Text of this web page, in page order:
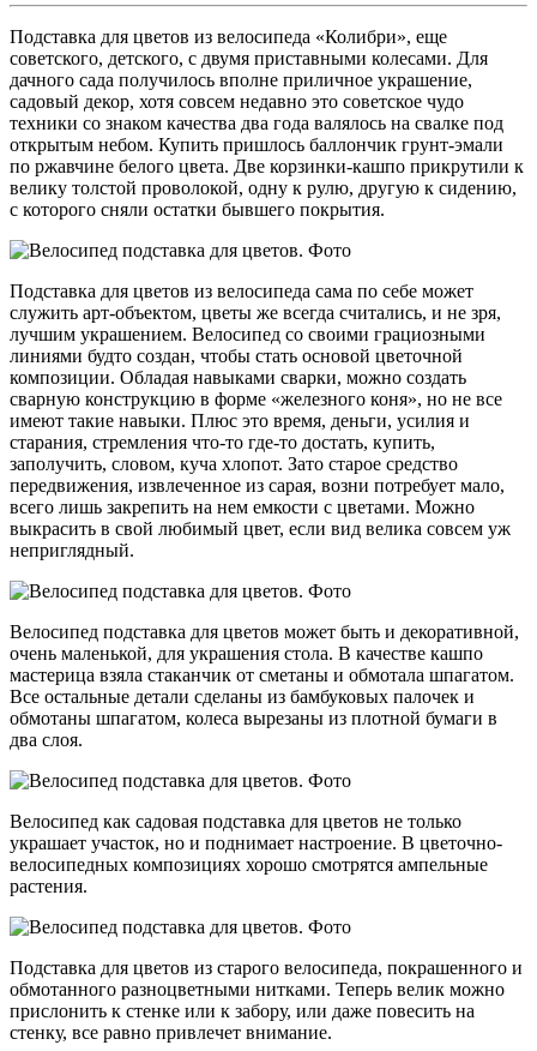
Подставка для цветов из велосипеда «Колибри», еще
советского, детского, с двумя приставными колесами. Для
дачного сада получилось вполне приличное украшение,
садовый декор, хотя совсем недавно это советское чудо
техники со знаком качества два года валялось на свалке под
открытым небом. Купить пришлось баллончик грунт-эмали
по ржавчине белого цвета. Две корзинки-кашпо прикрутили к
велику толстой проволокой, одну к рулю, другую к сидению,
с которого сняли остатки бывшего покрытия.
Подставка для цветов из велосипеда сама по себе может
служить арт-объектом, цветы же всегда считались, и не зря,
лучшим украшением. Велосипед со своими грациозными
линиями будто создан, чтобы стать основой цветочной
композиции. Обладая навыками сварки, можно создать
сварную конструкцию в форме «железного коня», но не все
имеют такие навыки. Плюс это время, деньги, усилия и
старания, стремления что-то где-то достать, купить,
заполучить, словом, куча хлопот. Зато старое средство
передвижения, извлеченное из сарая, возни потребует мало,
всего лишь закрепить на нем емкости с цветами. Можно
выкрасить в свой любимый цвет, если вид велика совсем уж
неприглядный.
Велосипед подставка для цветов может быть и декоративной,
очень маленькой, для украшения стола. В качестве кашпо
мастерица взяла стаканчик от сметаны и обмотала шпагатом.
Все остальные детали сделаны из бамбуковых палочек и
обмотаны шпагатом, колеса вырезаны из плотной бумаги в
два слоя.
Велосипед как садовая подставка для цветов не только
украшает участок, но и поднимает настроение. В цветочно-
велосипедных композициях хорошо смотрятся ампельные
растения.
Подставка для цветов из старого велосипеда, покрашенного и
обмотанного разноцветными нитками. Теперь велик можно
прислонить к стенке или к забору, или даже повесить на
стенку, все равно привлечет внимание.